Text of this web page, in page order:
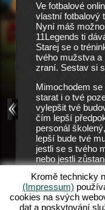
v této
využije
Ale
Ve fotbalové
vlastní fotbalový
Nyní máš
11Legends ti
Starej se o
tvého mužstva a
zraní. Sestav si
Mimochodem
starat i o tvé
vylepšit tvé
čím lepší
personál
lepší bude tvé
jestli se s tvého
nebo jestli
tuto bezplatnou
Objev nový svět
svém vlastním
Kromě technicky
(Impressum)
cookies na svých
dat a poskytování